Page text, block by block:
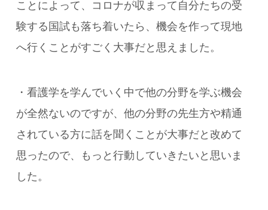
ことによって、コロナが収まって自分たちの受
験する国試も落ち着いたら、機会を作って現地
へ行くことがすごく大事だと思えました。
・看護学を学んでいく中で他の分野を学ぶ機会
が全然ないのですが、他の分野の先生方や精通
されている方に話を聞くことが大事だと改めて
思ったので、もっと行動していきたいと思いま
した。